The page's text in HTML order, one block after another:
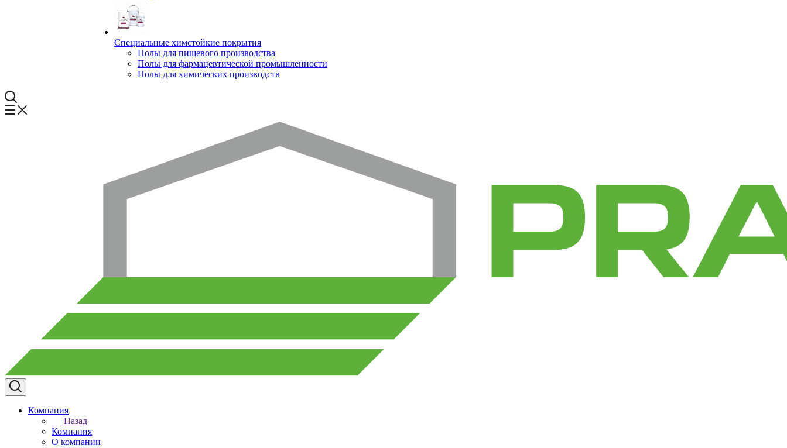
Специальные химстойкие покрытия
Полы для пищевого производства
Полы для фармацевтической промышленности
Полы для химических производств
Компания
Назад
Компания
О компании